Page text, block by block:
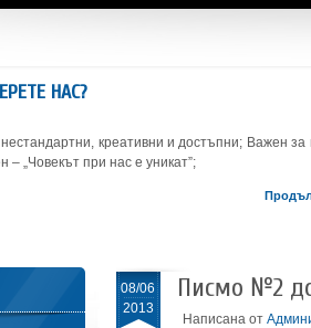
НАС?
креативни и достъпни; Важен за
– „Човекът при нас е уникат”;
08/06
2013
Писмо №2
Написана от